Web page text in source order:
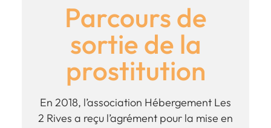
Parcours de
sortie de la
prostitution
En 2018, l’association Hébergement Les
2 Rives a reçu l’agrément pour la mise en